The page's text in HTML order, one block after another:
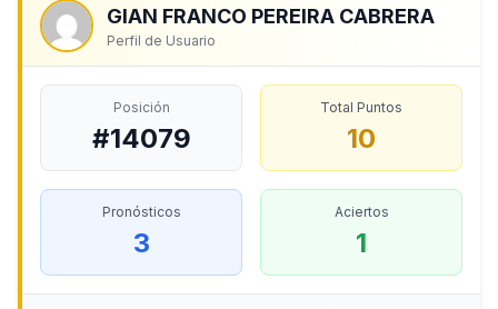
GIAN FRANCO PEREIRA CABRERA
Perfil de Usuario
Posición
#14079
Total Puntos
10
Pronósticos
3
Aciertos
1